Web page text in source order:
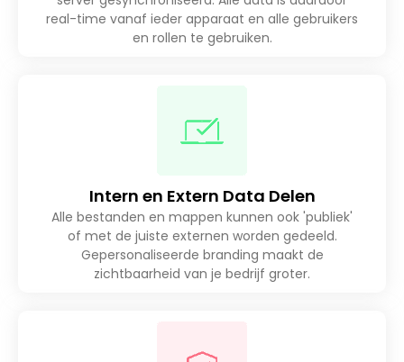
real-time vanaf ieder apparaat en alle gebruikers
en rollen te gebruiken.
Intern en Extern Data Delen
Alle bestanden en mappen kunnen ook 'publiek'
of met de juiste externen worden gedeeld.
Gepersonaliseerde branding maakt de
zichtbaarheid van je bedrijf groter.